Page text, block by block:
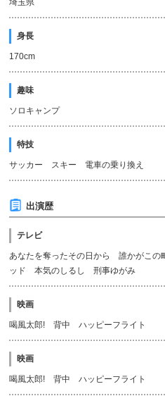
埼玉県
身長
170cm
趣味
ソロキャンプ
特技
サッカー スキー 電車の乗り換え
出演歴
テレビ
あなたを奪ったその日から 誰かがこ
ッド 本気のしるし 刑事ゆがみ
映画
喝風太郎! 背中 ハッピーフライト
映画
喝風太郎! 背中 ハッピーフライト